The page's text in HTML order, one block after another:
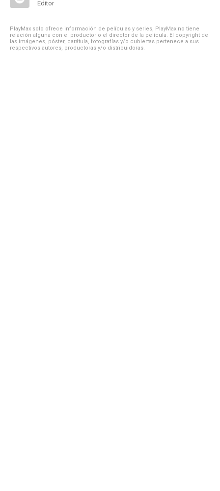
Editor
PlayMax solo ofrece información de películas y series, PlayMax no tiene
relación alguna con el productor o el director de la película. El copyright de
las imágenes, póster, carátula, fotografías y/o cubiertas pertenece a sus
respectivos autores, productoras y/o distribuidoras.